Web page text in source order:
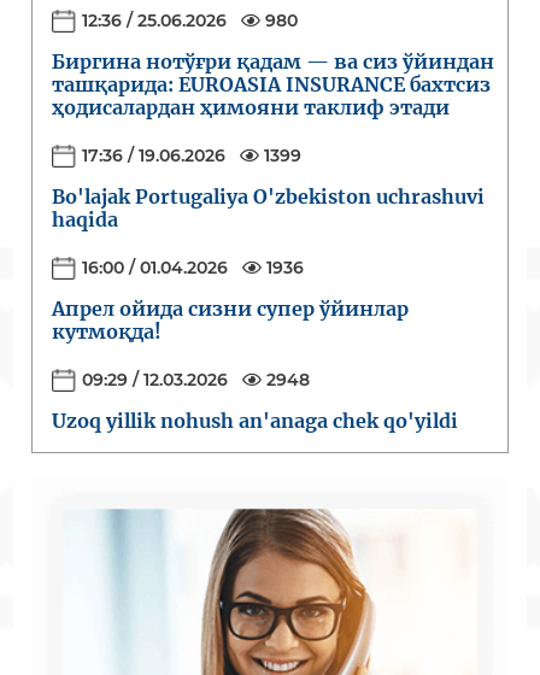
12:36 / 25.06.2026 980
Биргина нотўғри қадам — ва сиз ўйиндан
ташқарида: EUROASIA INSURANCE бахтсиз
ҳодисалардан ҳимояни таклиф этади
17:36 / 19.06.2026 1399
Bo'lajak Portugaliya O'zbekiston uchrashuvi
haqida
16:00 / 01.04.2026 1936
Апрел ойида сизни супер ўйинлар
кутмоқда!
09:29 / 12.03.2026 2948
Uzoq yillik nohush an'anaga chek qo'yildi